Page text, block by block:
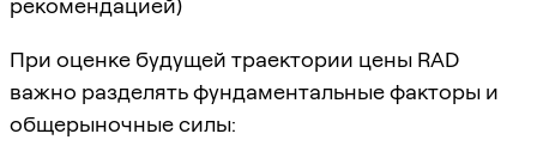
рекомендацией)
При оценке будущей траектории цены RAD
важно разделять фундаментальные факторы и
общерыночные силы: